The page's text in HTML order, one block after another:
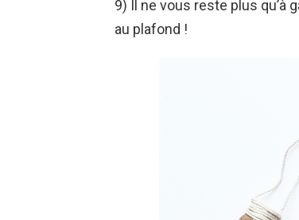
9) Il ne vous reste plus qu’à
au plafond !